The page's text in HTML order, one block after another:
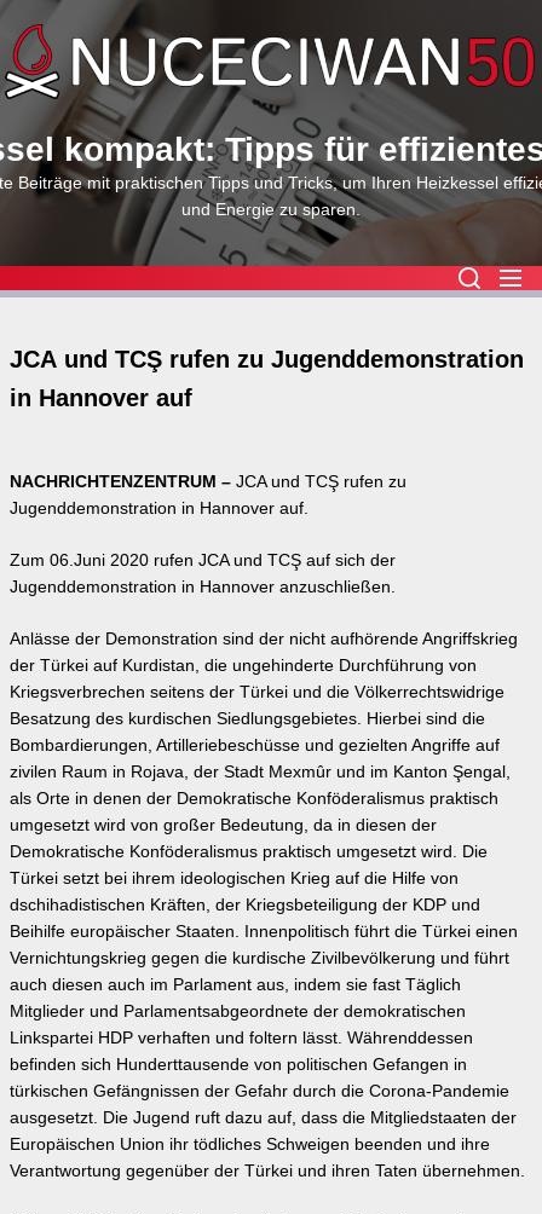
to
the
content
kompakt: Tipps für
Beiträge mit praktischen Tipps und Tricks, um Ihren Heizkessel
und Energie zu sparen.
JCA und TCŞ rufen zu Jugenddemonstration
in Hannover auf
NACHRICHTENZENTRUM – JCA und TCŞ rufen zu
Jugenddemonstration in Hannover auf.
Zum 06.Juni 2020 rufen JCA und TCŞ auf sich der
Jugenddemonstration in Hannover anzuschließen.
Anlässe der Demonstration sind der nicht aufhörende Angriffskrieg
der Türkei auf Kurdistan, die ungehinderte Durchführung von
Kriegsverbrechen seitens der Türkei und die Völkerrechtswidrige
Besatzung des kurdischen Siedlungsgebietes. Hierbei sind die
Bombardierungen, Artilleriebeschüsse und gezielten Angriffe auf
zivilen Raum in Rojava, der Stadt Mexmûr und im Kanton Şengal,
als Orte in denen der Demokratische Konföderalismus praktisch
umgesetzt wird von großer Bedeutung, da in diesen der
Demokratische Konföderalismus praktisch umgesetzt wird. Die
Türkei setzt bei ihrem ideologischen Krieg auf die Hilfe von
dschihadistischen Kräften, der Kriegsbeteiligung der KDP und
Beihilfe europäischer Staaten. Innenpolitisch führt die Türkei einen
Vernichtungskrieg gegen die kurdische Zivilbevölkerung und führt
auch diesen auch im Parlament aus, indem sie fast Täglich
Mitglieder und Parlamentsabgeordnete der demokratischen
Linkspartei HDP verhaften und foltern lässt. Währenddessen
befinden sich Hunderttausende von politischen Gefangen in
türkischen Gefängnissen der Gefahr durch die Corona-Pandemie
ausgesetzt. Die Jugend ruft dazu auf, dass die Mitgliedstaaten der
Europäischen Union ihr tödliches Schweigen beenden und ihre
Verantwortung gegenüber der Türkei und ihren Taten übernehmen.